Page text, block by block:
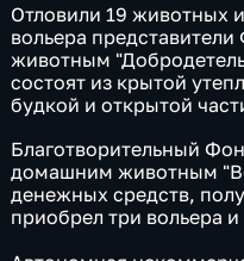
Отловили 19 животных
вольера
животным
состоят из крытой
будкой и открытой
Благотворительный
домашним животным
денежных средств,
приобрел три вольера